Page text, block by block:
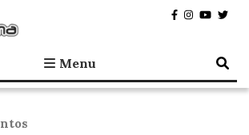
directo en Madrid, desde 1995.
Menu